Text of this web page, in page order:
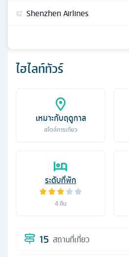
ไฮไลท์ทัวร์
เหมาะกับฤดูกาล
สไตล์การเที่ยว
ระดับที่พัก
4 คืน
15 สถานที่เที่ยว
Shenzhen Airlines